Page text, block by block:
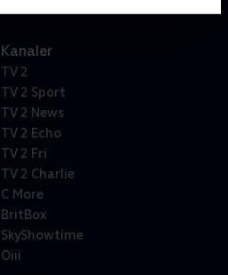
Kanaler
TV 2
TV 2 Sport
TV 2 News
TV 2 Echo
TV 2 Fri
TV 2 Charlie
C More
BritBox
SkyShowtime
Oiii